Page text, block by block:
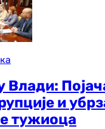
Влади:
и
тужиоца